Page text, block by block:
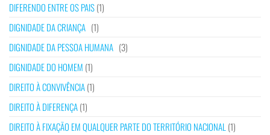
DIFERENDO ENTRE OS PAIS(1)
DIGNIDADE DA CRIANÇA (1)
DIGNIDADE DA PESSOA HUMANA (3)
DIGNIDADE DO HOMEM (1)
DIREITO À CONVIVÊNCIA(1)
DIREITO À DIFERENÇA(1)
DIREITO À FIXAÇÃO EM QUALQUER PARTE DO TERRITÓRIO NACIONAL (1)